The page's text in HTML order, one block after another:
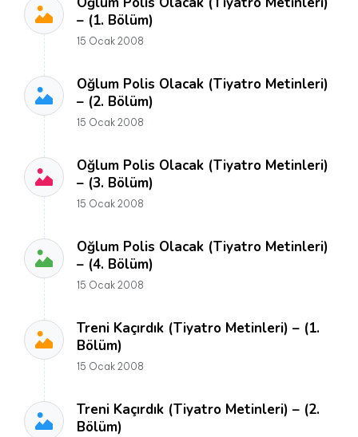
– (1. Bölüm)
15 Ocak 2008
Oğlum Polis Olacak (Tiyatro Metinleri)
– (2. Bölüm)
15 Ocak 2008
Oğlum Polis Olacak (Tiyatro Metinleri)
– (3. Bölüm)
15 Ocak 2008
Oğlum Polis Olacak (Tiyatro Metinleri)
– (4. Bölüm)
15 Ocak 2008
Treni Kaçırdık (Tiyatro Metinleri) – (1.
Bölüm)
15 Ocak 2008
Treni Kaçırdık (Tiyatro Metinleri) – (2.
Bölüm)